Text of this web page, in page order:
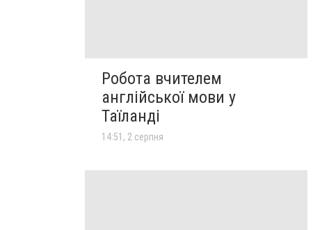
Робота вчителем
англійської мови у
Таїланді
14:51, 2 серпня